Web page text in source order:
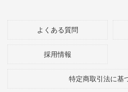
よくある質問
採用情報
特定商取引法に基